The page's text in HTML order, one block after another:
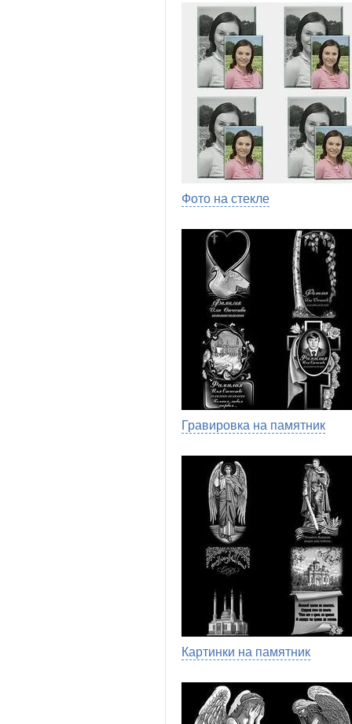
Фото на стекле
Гравировка на памятник
Картинки на памятник